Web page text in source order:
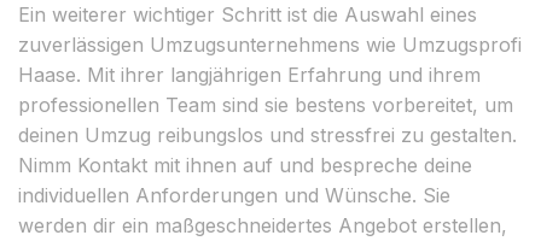
Ein weiterer wichtiger Schritt ist die Auswahl eines
zuverlässigen Umzugsunternehmens wie Umzugsprofi
Haase. Mit ihrer langjährigen Erfahrung und ihrem
professionellen Team sind sie bestens vorbereitet, um
deinen Umzug reibungslos und stressfrei zu gestalten.
Nimm Kontakt mit ihnen auf und bespreche deine
individuellen Anforderungen und Wünsche. Sie
werden dir ein maßgeschneidertes Angebot erstellen,